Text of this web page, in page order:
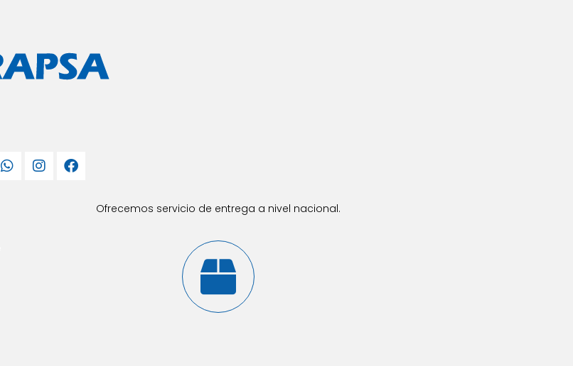
Ofrecemos servicio de entrega a nivel nacional.